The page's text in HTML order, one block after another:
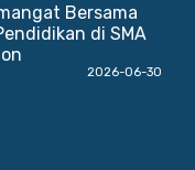
Bersama
di SMA
2026-06-30